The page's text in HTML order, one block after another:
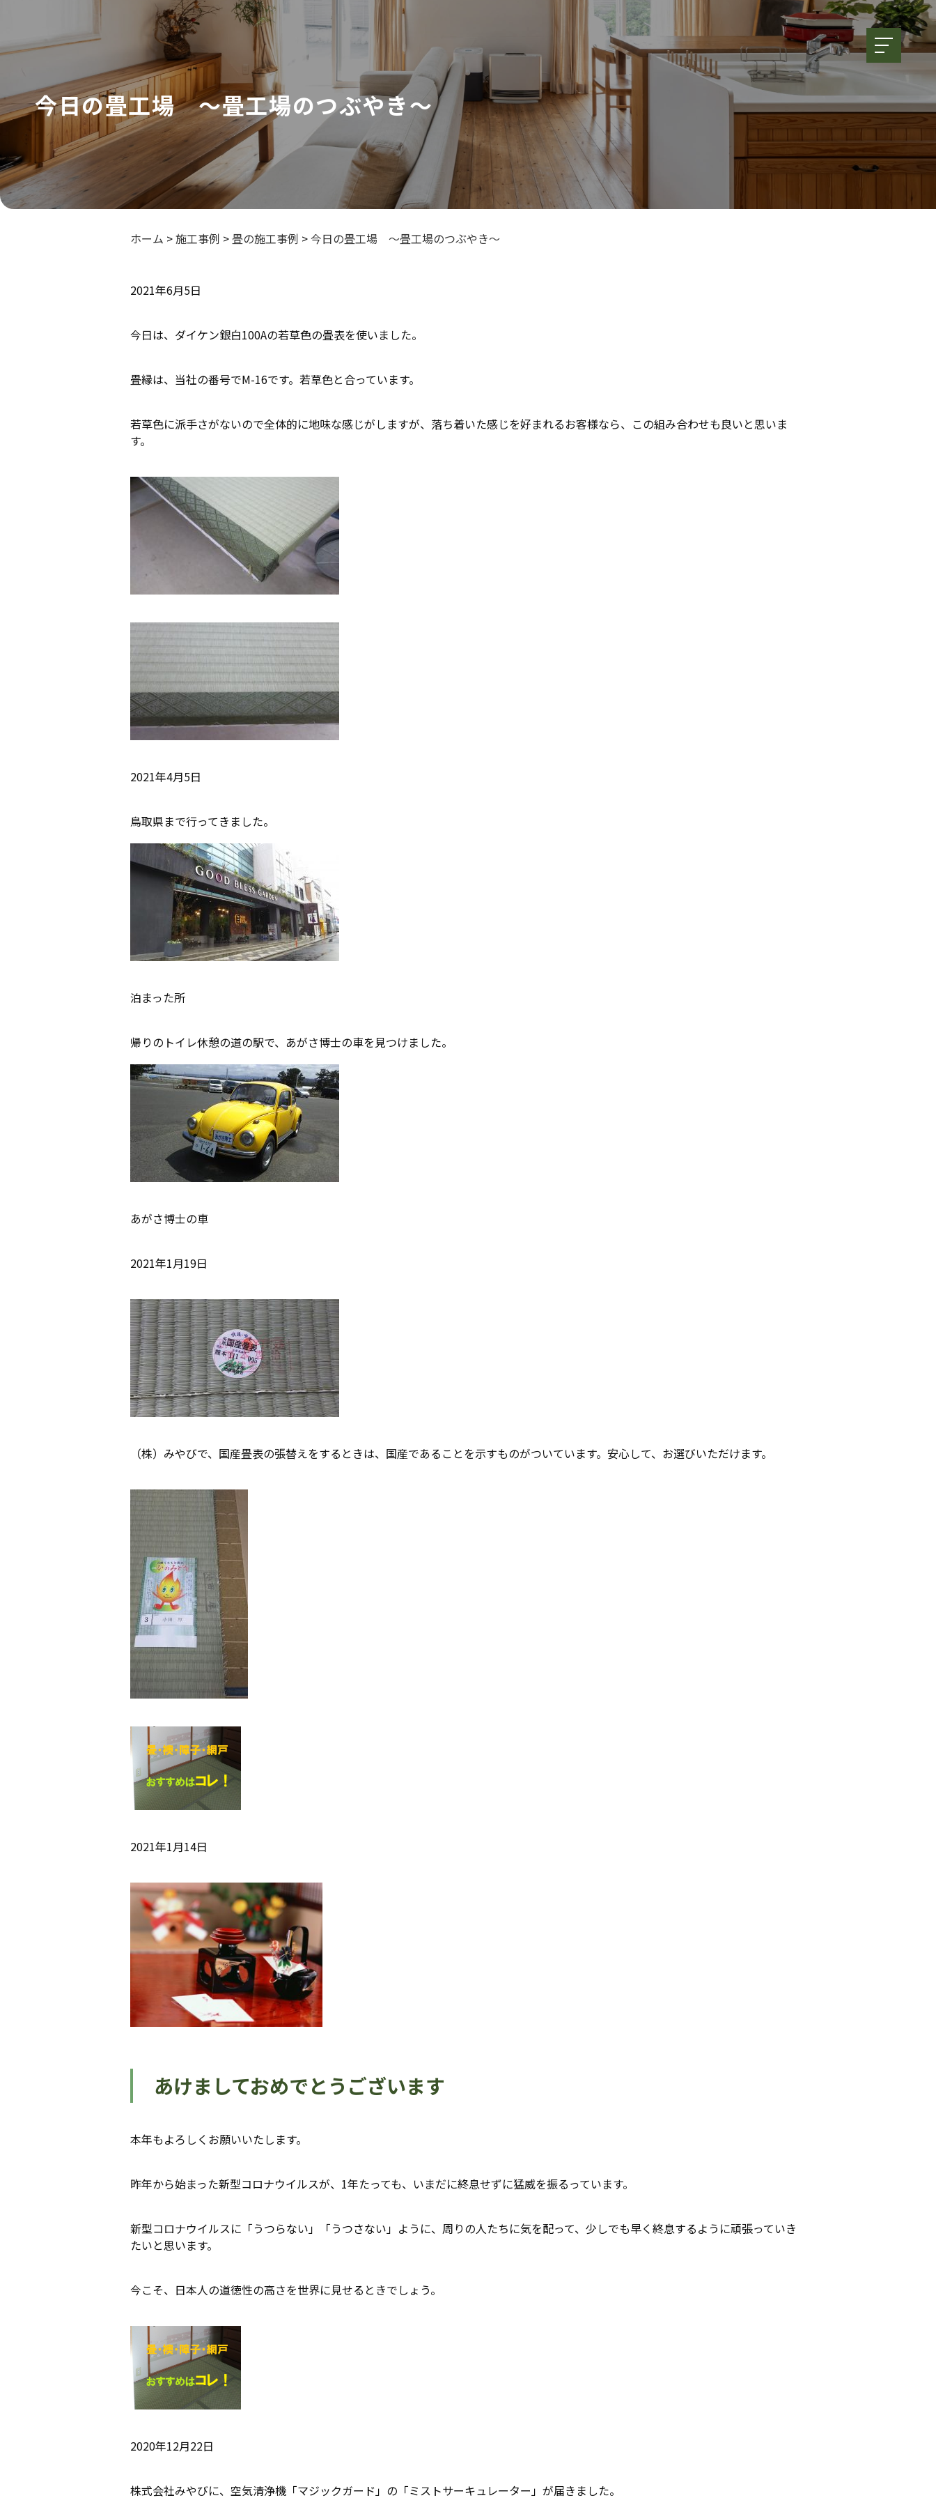
今日の畳工場 ～畳工場のつぶやき～
ホーム >施工事例 > 畳の施工事例 >今日の畳工場 ～畳工場のつぶやき～
2021年6月5日
今日は、ダイケン銀白100Aの若草色の畳表を使いました。
畳縁は、当社の番号でM-16です。若草色と合っています。
若草色に派手さがないので全体的に地味な感じがしますが、落ち着いた感じを好まれるお客様なら、この組み合わせも良いと思いま
す。
2021年4月5日
鳥取県まで行ってきました。
泊まった所
帰りのトイレ休憩の道の駅で、あがさ博士の車を見つけました。
あがさ博士の車
2021年1月19日
（株）みやびで、国産畳表の張替えをするときは、国産であることを示すものがついています。安心して、お選びいただけます。
2021年1月14日
あけましておめでとうございます
本年もよろしくお願いいたします。
昨年から始まった新型コロナウイルスが、1年たっても、いまだに終息せずに猛威を振るっています。
新型コロナウイルスに「うつらない」「うつさない」ように、周りの人たちに気を配って、少しでも早く終息するように頑張っていき
たいと思います。
今こそ、日本人の道徳性の高さを世界に見せるときでしょう。
2020年12月22日
株式会社みやびに、空気清浄機「マジックガード」の「ミストサーキュレーター」が届きました。